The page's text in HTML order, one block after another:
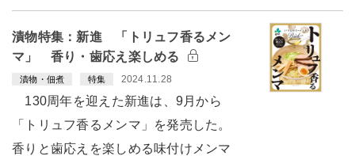
漬物特集：新進 「トリュフ香るメン
マ」 香り・歯応え楽しめる
漬物・佃煮 特集 2024.11.28
130周年を迎えた新進は、9月から
「トリュフ香るメンマ」を発売した。
香りと歯応えを楽しめる味付けメンマ